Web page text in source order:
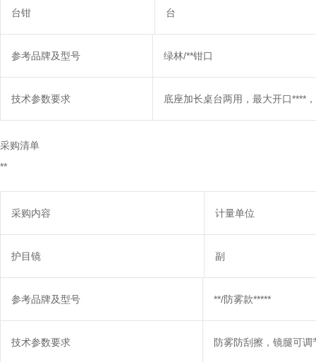
台钳 台
参考品牌及型号 绿林/**钳口
技术参数要求 底座加长桌台两用，最大开口****
采购清单
**
采购内容 计量单位
护目镜 副
参考品牌及型号 **/防雾款*****
技术参数要求 防雾防刮擦，镜腿可